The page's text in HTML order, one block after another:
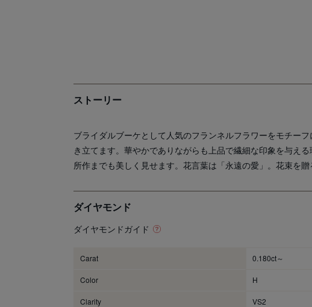
ストーリー
ブライダルブーケとして人気のフランネルフラワーをモチー
き立てます。華やかでありながらも上品で繊細な印象を与え
所作までも美しく見せます。花言葉は「永遠の愛」。花束を贈
ダイヤモンド
ダイヤモンドガイド
Carat 0.180ct～
Color H
Clarity VS2